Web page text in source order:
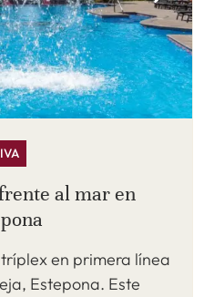
al mar en
en primera línea
Estepona. Este